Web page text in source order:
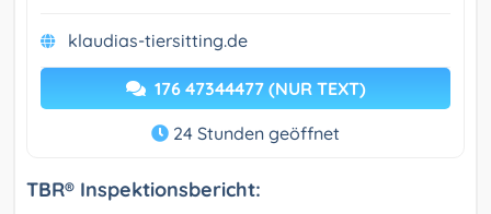
klaudias-tiersitting.de
176 47344477 (NUR TEXT)
24 Stunden geöffnet
TBR® Inspektionsbericht: